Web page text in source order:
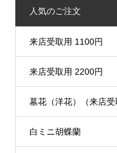
人気のご注文
来店受取用 1100円
来店受取用 2200円
墓花（洋花）（来店受
白ミニ胡蝶蘭